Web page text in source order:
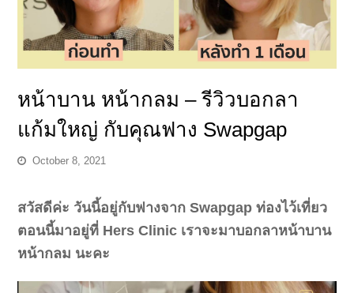
หน้าบาน หน้ากลม – รีวิวบอกลา
แก้มใหญ่ กับคุณฟาง Swapgap
October 8, 2021
สวัสดีค่ะ วันนี้อยู่กับฟางจาก Swapgap ท่องไว้เที่ยว
ตอนนี้มาอยู่ที่ Hers Clinic เราจะมาบอกลาหน้าบาน
หน้ากลม นะคะ